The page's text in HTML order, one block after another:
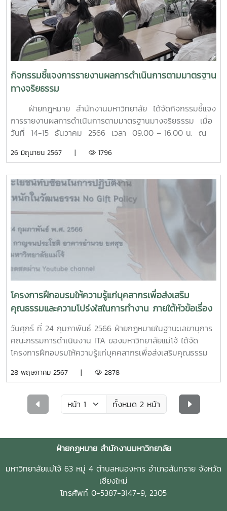
ของมหาวิทยาลัยแม่โจ้ ได้ให้เกียรติเป็นประธานกล่าวเปิดงาน
โครงการ รวมทั้งร่วมเสวนาเกี่ยวกับกรณีปัญหาการทุจริตภายใน
มหาวิทยาลัยแม่โจ้ และมี อาจารย์ ดร.ฐิระ ทองเหลือ คณบดี
มหาวิทยาลัยแม่โจ้-ชุมพร เป็นตัวแทนกล่าวให้การต้อนรับคณะ
ทำงาน ทั้งนี้ โครงการดังกล่าวได้รับความสนใจจากบุคลากรใน
สังกัดมหาวิทยาลัยแม่โจ้-ชุมพร เป็นอย่างมาก มีบรรยากาศการ
แลกเปลี่ยนรู้อย่างเป็นมิตรด้วยมีจุดมุ่งหมายเดียวกันในการ
พัฒนาองค์กรให้ดียิ่งขึ้น นอกจากนั้น เมื่อเสร็จสิ้นกิจกรรมการ
บรรยายแล้ว ผู้บริหารมหาวิทยาลัยแม่โจ้-ชุมพร นำโดย อาจารย์
ดร.จักรกฤช ณ นคร ผู้ช่วยคณบดีมหาวิทยาลัยแม่โจ้-ชุมพร ยัง
ได้พาคณะทำงานเยี่ยมชมพื้นที่หน้าหาด ซึ่งตั้งอยู่บริเวณด้านหน้า
จัดการพื้นที่ ซึ่งเชื่อมโยงกับประเด็นข้อกังวลของสำนักงานป้อง
ทรัพยากรและการใช้จ่ายงบประมาณภาครัฐเพื่อพัฒนาพื้นที่ดัง
กล่าว เพื่อจะได้ร่วมกันแสวงหาแนวทางในการแก้ไขปัญหาการ
จัดการพื้นที่ให้เกิดประโยชน์ต่อภาคประชาสังคมต่อไป
กิจกรรมชี้แจงการรายงานผลการดำเนินการตามมาตรฐาน
ทางจริยธรรม
ฝ่ายกฎหมาย สำนักงานมหาวิทยาลัย ได้จัดกิจกรรมชี้แจง
การรายงานผลการดำเนินการตามมาตรฐานมางจริยธรรม เมื่อ
วันที่ 14-15 ธันวาคม 2566 เวลา 09.00 – 16.00 น. ณ
โดยมีผู้เข้าร่วม จำนวน 506 คน แบ่งเป็น อาจารย์และ
ภายในกิจกรรม ได้มีการชี้แจงถึงที่มาของการดำเนินการตาม
มาตรฐานทางจริยธรรม ประมวลจริยธรรม ข้อกำหนด
จริยธรรม และกระบวนการรักษาจริยธรรม และร่วมกันทำ
แบบสอบถามการประเมินตนเอง เพื่อรายงานผลการดำเนิน
กิจกรรมตามมาตรฐานทางจริยธรรมของมหาวิทยาลัยแม่โจ้
26 มิถุนายน 2567 | 1796
โครงการฝึกอบรมให้ความรู้แก่บุคลากรเพื่อส่งเสริม
คุณธรรมและความโปร่งใสในการทำงาน ภายใต้หัวข้อเรื่อง
"การป้องกันผลประโยชน์ทับซ้อนในการปฏิบัติงาน และ
สร้างความตระหนักในวัฒนธรรม No gift Policy"
วันศุกร์ ที่ 24 กุมภาพันธ์ 2566 ฝ่ายกฎหมายในฐานะเลขานุการ
คณะกรรมการดำเนินงาน ITA ของมหาวิทยาลัยแม่โจ้ ได้จัด
โครงการฝึกอบรมให้ความรู้แก่บุคคลากรเพื่อส่งเสริมคุณธรรม
ประโยชน์ทับซ้อนในการปฏิบัติงาน และสร้างความตระหนักใน
ทองมา อธิการบดีเป็นประธานเปิดโครงการ และมี รอง
ศาสตราจารย์ ดร.เกรียงศักดิ์ ศรีเงินยวง รองอธิการบดี
กล่าวรายงานโครงการดังกล่าวจัดขึ้นโดยมีวัตถุประสงค์ เพื่อ
เป็นการรณรงค์ ส่งเสริมให้ผู้บริหารและบุคลากรมีคุณธรรม
ดำเนินงานด้วยความโปร่งใสตรวจสอบได้ อันเป็นการยกระดับธร
รมาภิบาล ความโปร่งใส และการป้องกันการทุจริตในมหาวิทยาลัย
แม่โจ้ให้อยู่ในระดับดียิ่งขึ้น ตลอดจนเพื่อผลักดันให้เกิดการพัฒนา
กระบวนการป้องกัน และปราบปรามการทุจริตภายในองค์กรที่มี
28 พฤษภาคม 2567 | 2878
ทั้งหมด 2 หน้า
ฝ่ายกฎหมาย สำนักงานมหาวิทยาลัย
มหาวิทยาลัยแม่โจ้ 63 หมู่ 4 ตำบลหนองหาร อำเภอสันทราย จังหวัด
เชียงใหม่
โทรศัพท์ 0-5387-3147-9, 2305